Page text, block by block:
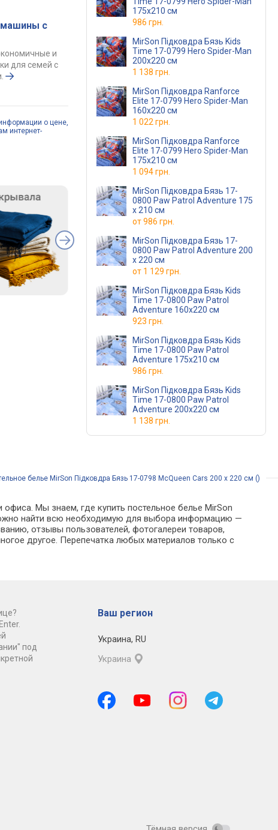
с
и
для семей с
о цене,
интернет-
175х210 см
986 грн.
MirSon Підковдра Бязь Kids
Time 17-0799 Hero Spider-Man
200х220 см
1 138 грн.
MirSon Підковдра Ranforce
Elite 17-0799 Hero Spider-Man
160х220 см
1 022 грн.
MirSon Підковдра Ranforce
Elite 17-0799 Hero Spider-Man
175х210 см
1 094 грн.
MirSon Підковдра Бязь 17-
0800 Paw Patrol Adventure 175
x 210 см
от986 грн.
MirSon Підковдра Бязь 17-
0800 Paw Patrol Adventure 200
x 220 см
от 1 129 грн.
MirSon Підковдра Бязь Kids
Time 17-0800 Paw Patrol
Adventure 160х220 см
923 грн.
MirSon Підковдра Бязь Kids
Time 17-0800 Paw Patrol
Adventure 175х210 см
986 грн.
MirSon Підковдра Бязь Kids
Time 17-0800 Paw Patrol
Adventure 200х220 см
1 138 грн.
белье MirSon Підковдра Бязь 17-0798 McQueen Cars 200 x 220 см ()
Мы знаем, где купить постельное белье MirSon
найти всю необходимую для выбора информацию —
отзывы пользователей, фотогалереи товаров,
другое. Перепечатка любых материалов только с
под
Ваш регион
Украина, RU
Украина